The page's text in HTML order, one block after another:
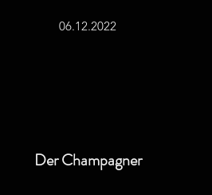
06.12.2022
Der Champagner